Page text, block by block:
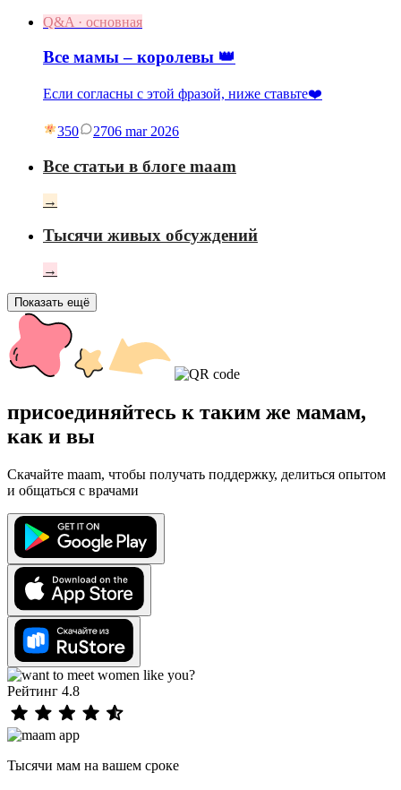
Q&A · основная
Все мамы – королевы 👑
Если согласны с этой фразой, ниже ставьте❤️
350 2706 mar 2026
Все статьи в блоге maam
→
Тысячи живых обсуждений
→
Показать ещё
присоединяйтесь к таким же мамам,
как и вы
Скачайте maam, чтобы получать поддержку, делиться опытом
и общаться с врачами
Рейтинг 4.8
Тысячи мам на вашем сроке